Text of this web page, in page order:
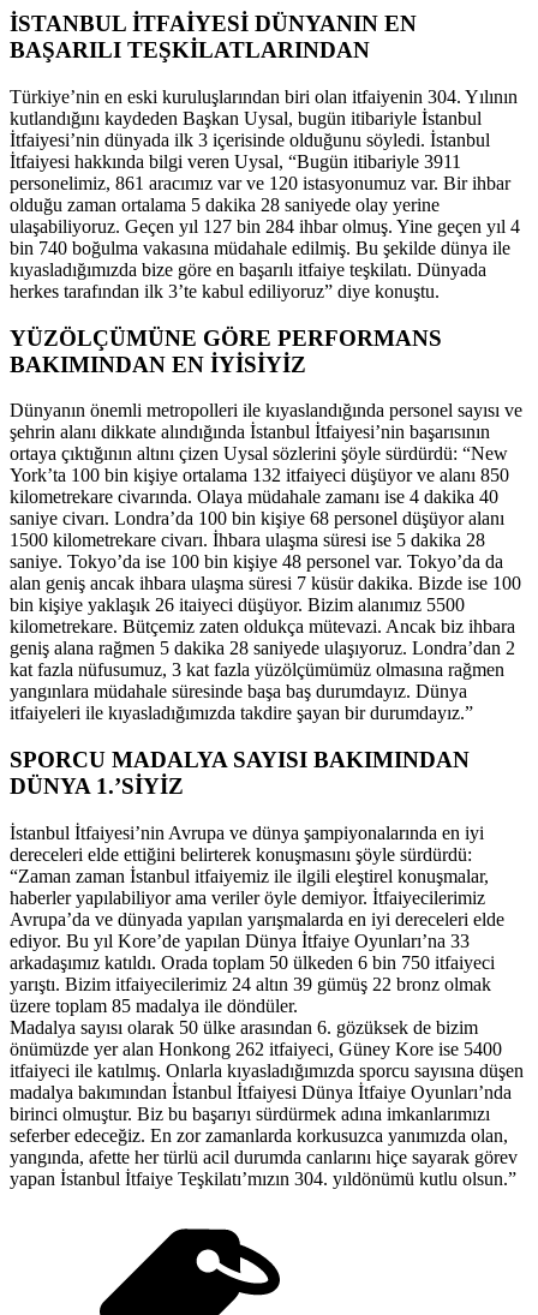
İSTANBUL İTFAİYESİ DÜNYANIN EN
BAŞARILI TEŞKİLATLARINDAN
Türkiye’nin en eski kuruluşlarından biri olan itfaiyenin 304. Yılının
kutlandığını kaydeden Başkan Uysal, bugün itibariyle İstanbul
İtfaiyesi’nin dünyada ilk 3 içerisinde olduğunu söyledi. İstanbul
İtfaiyesi hakkında bilgi veren Uysal, “Bugün itibariyle 3911
personelimiz, 861 aracımız var ve 120 istasyonumuz var. Bir ihbar
olduğu zaman ortalama 5 dakika 28 saniyede olay yerine
ulaşabiliyoruz. Geçen yıl 127 bin 284 ihbar olmuş. Yine geçen yıl 4
bin 740 boğulma vakasına müdahale edilmiş. Bu şekilde dünya ile
kıyasladığımızda bize göre en başarılı itfaiye teşkilatı. Dünyada
herkes tarafından ilk 3’te kabul ediliyoruz” diye konuştu.
YÜZÖLÇÜMÜNE GÖRE PERFORMANS
BAKIMINDAN EN İYİSİYİZ
Dünyanın önemli metropolleri ile kıyaslandığında personel sayısı ve
şehrin alanı dikkate alındığında İstanbul İtfaiyesi’nin başarısının
ortaya çıktığının altını çizen Uysal sözlerini şöyle sürdürdü: “New
York’ta 100 bin kişiye ortalama 132 itfaiyeci düşüyor ve alanı 850
kilometrekare civarında. Olaya müdahale zamanı ise 4 dakika 40
saniye civarı. Londra’da 100 bin kişiye 68 personel düşüyor alanı
1500 kilometrekare civarı. İhbara ulaşma süresi ise 5 dakika 28
saniye. Tokyo’da ise 100 bin kişiye 48 personel var. Tokyo’da da
alan geniş ancak ihbara ulaşma süresi 7 küsür dakika. Bizde ise 100
bin kişiye yaklaşık 26 itaiyeci düşüyor. Bizim alanımız 5500
kilometrekare. Bütçemiz zaten oldukça mütevazi. Ancak biz ihbara
geniş alana rağmen 5 dakika 28 saniyede ulaşıyoruz. Londra’dan 2
kat fazla nüfusumuz, 3 kat fazla yüzölçümümüz olmasına rağmen
yangınlara müdahale süresinde başa baş durumdayız. Dünya
itfaiyeleri ile kıyasladığımızda takdire şayan bir durumdayız.”
SPORCU MADALYA SAYISI BAKIMINDAN
DÜNYA 1.’SİYİZ
İstanbul İtfaiyesi’nin Avrupa ve dünya şampiyonalarında en iyi
dereceleri elde ettiğini belirterek konuşmasını şöyle sürdürdü:
“Zaman zaman İstanbul itfaiyemiz ile ilgili eleştirel konuşmalar,
haberler yapılabiliyor ama veriler öyle demiyor. İtfaiyecilerimiz
Avrupa’da ve dünyada yapılan yarışmalarda en iyi dereceleri elde
ediyor. Bu yıl Kore’de yapılan Dünya İtfaiye Oyunları’na 33
arkadaşımız katıldı. Orada toplam 50 ülkeden 6 bin 750 itfaiyeci
yarıştı. Bizim itfaiyecilerimiz 24 altın 39 gümüş 22 bronz olmak
üzere toplam 85 madalya ile döndüler.
Madalya sayısı olarak 50 ülke arasından 6. gözüksek de bizim
önümüzde yer alan Honkong 262 itfaiyeci, Güney Kore ise 5400
itfaiyeci ile katılmış. Onlarla kıyasladığımızda sporcu sayısına düşen
madalya bakımından İstanbul İtfaiyesi Dünya İtfaiye Oyunları’nda
birinci olmuştur. Biz bu başarıyı sürdürmek adına imkanlarımızı
seferber edeceğiz. En zor zamanlarda korkusuzca yanımızda olan,
yangında, afette her türlü acil durumda canlarını hiçe sayarak görev
yapan İstanbul İtfaiye Teşkilatı’mızın 304. yıldönümü kutlu olsun.”